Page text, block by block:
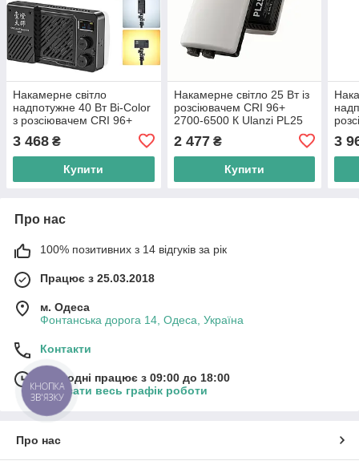
Накамерне світло
надпотужне 40 Вт Bi-Color
з розсіювачем CRI 96+
P40Bi
3 468 ₴
Купити
Накамерне світло 25 Вт із
розсіювачем CRI 96+
2700-6500 К Ulanzi PL25
2 477₴
Купити
3
Про нас
100% позитивних з 14 відгуків за рік
Працює з 25.03.2018
м. Одеса
Фонтанська дорога 14, Одеса, Україна
Контакти
Сьогодні працює з 09:00 до 18:00
Показати весь графік роботи
Про нас
КНОПКА
ЗВ'ЯЗКУ